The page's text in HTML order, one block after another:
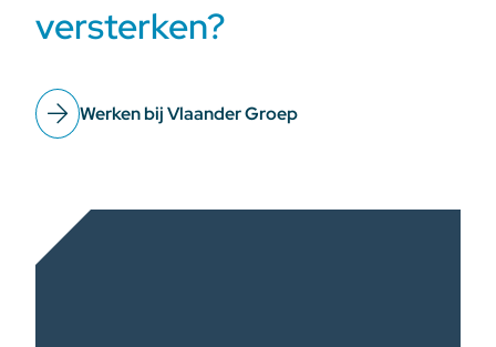
versterken?
Werken bij Vlaander Groep